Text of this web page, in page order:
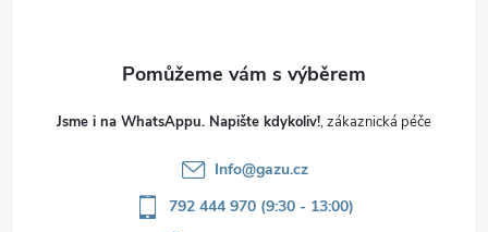
Jsme i na WhatsAppu. Napište kdykoliv!
Info@gazu.cz
792 444 970 (9:30 - 13:00)